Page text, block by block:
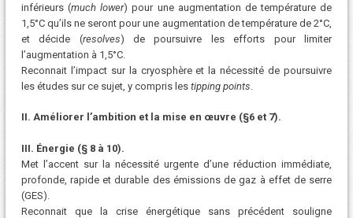
inférieurs (much lower) pour une augmentation de température de
1,5°C qu’ils ne seront pour une augmentation de température de 2°C,
et décide (resolves) de poursuivre les efforts pour limiter
l’augmentation à 1,5°C.
Reconnait l’impact sur la cryosphère et la nécessité de poursuivre
les études sur ce sujet, y compris les tipping points
II. Améliorer l’ambition et la mise en œuvre (§6 et 7).
III. Énergie (§ 8 à 10).
Met l’accent sur la nécessité urgente d’une réduction immédiate,
profonde, rapide et durable des émissions de gaz à effet de serre
(GES).
Reconnait que la crise énergétique sans précédent souligne